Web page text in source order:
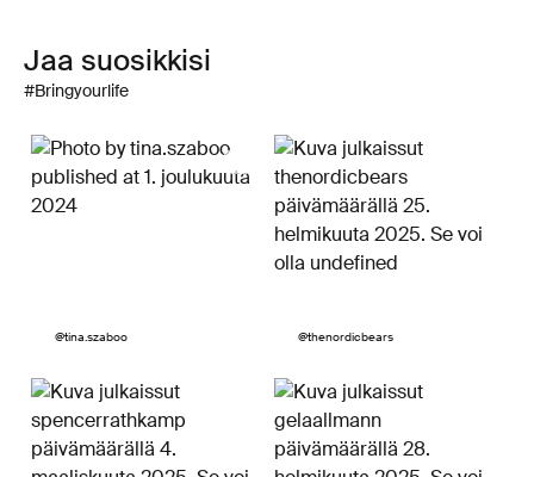
Jaa suosikkisi
#Bringyourlife
Julkaissut
@tina.szaboo Julkaissut
@thenordicbears